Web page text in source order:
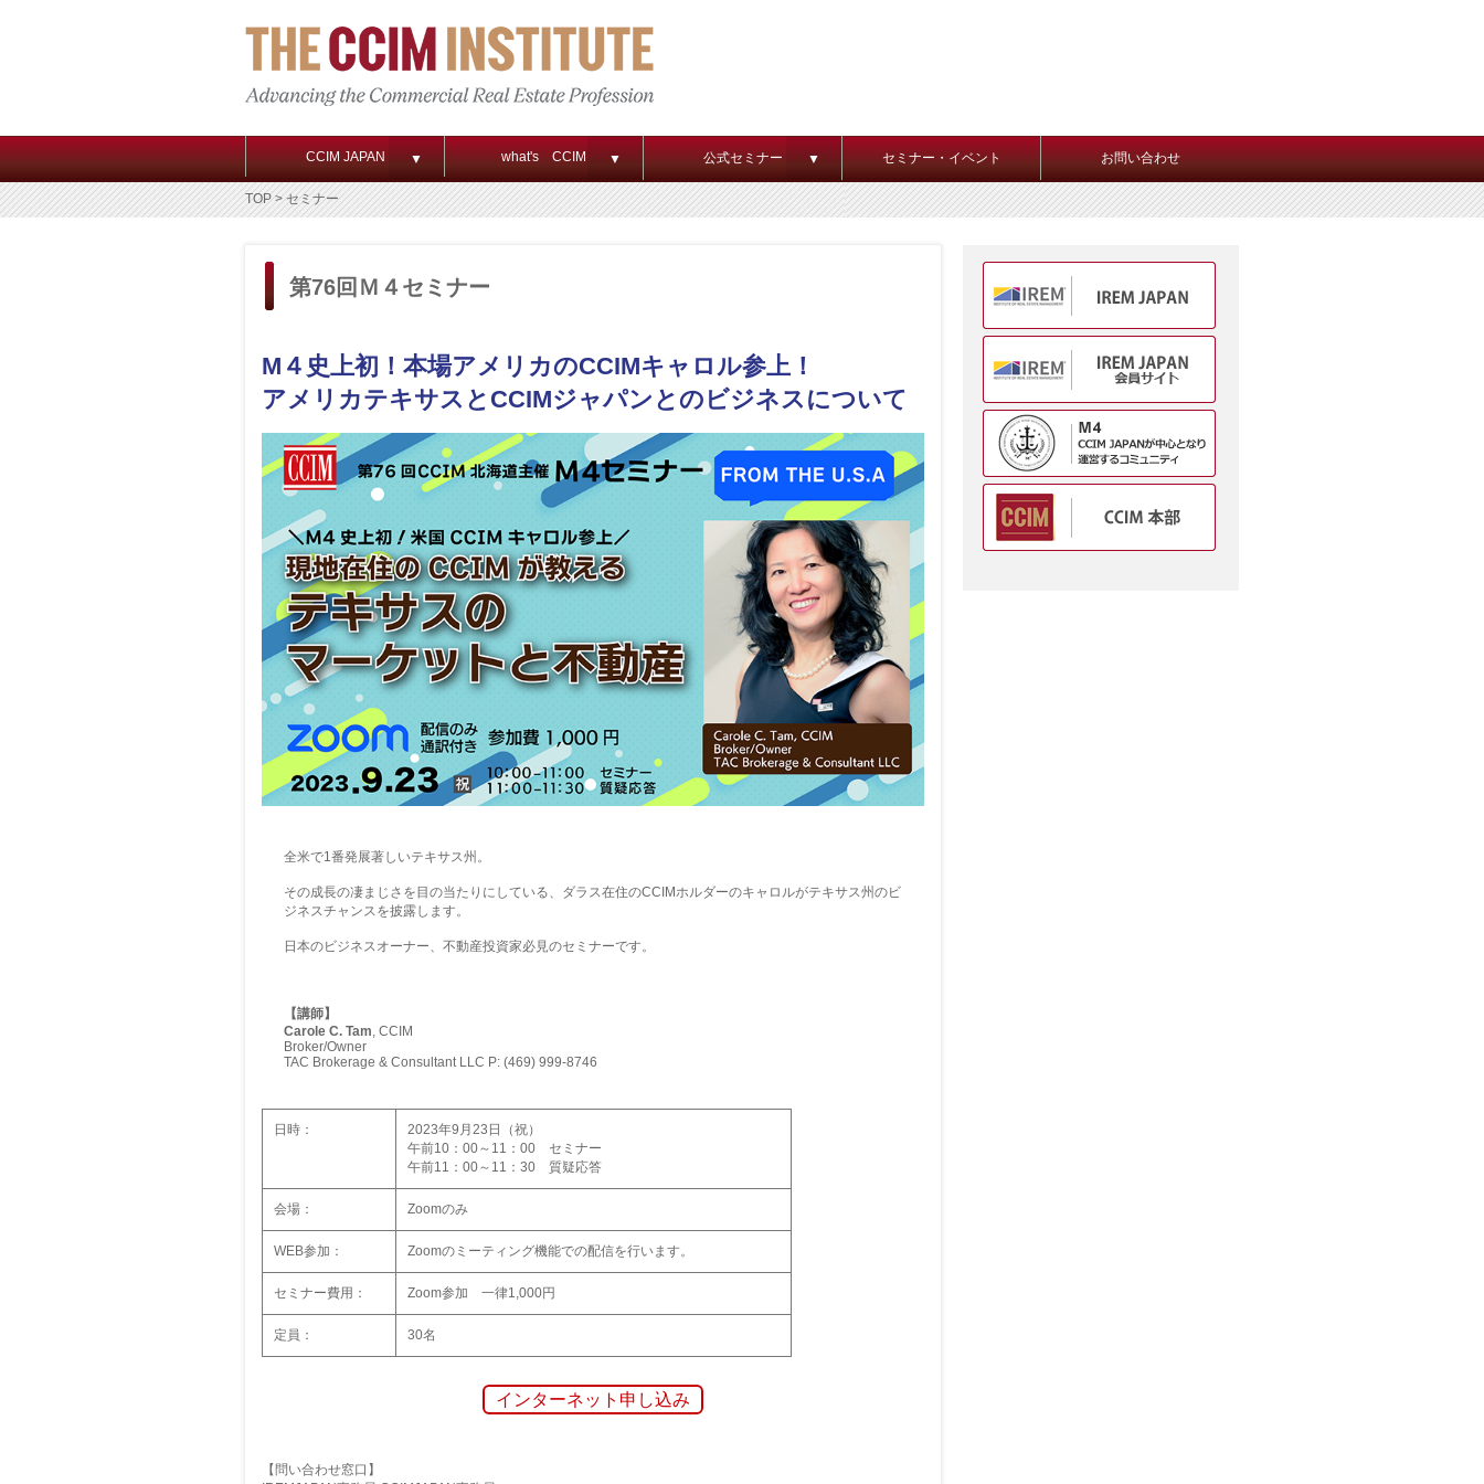
CCIM JAPAN ▼ what's CCIM ▼ 公式セミナー ▼ セミナー・イベント お問い合わせ
TOP> セミナー
第76回Ｍ４セミナー
M４史上初！本場アメリカのCCIMキャロル参上！
アメリカテキサスとCCIMジャパンとのビジネスについて
全米で1番発展著しいテキサス州。
その成長の凄まじさを目の当たりにしている、ダラス在住のCCIMホルダーのキャロルがテキサス州のビ
ジネスチャンスを披露します。
日本のビジネスオーナー、不動産投資家必見のセミナーです。
【講師】
Carole C. Tam , CCIM
Broker/Owner
TAC Brokerage & Consultant LLC P: (469) 999-8746
日時：
2023年9月23日（祝）
午前10：00～11：00 セミナー
午前11：00～11：30 質疑応答
会場： Zoomのみ
WEB参加： Zoomのミーティング機能での配信を行います。
セミナー費用： Zoom参加 一律1,000円
定員： 30名
インターネット申し込み
【問い合わせ窓口】